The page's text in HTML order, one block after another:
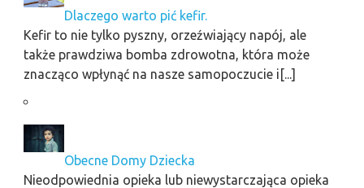
Dlaczego warto pić kefir.
Kefir to nie tylko pyszny, orzeźwiający napój, ale
także prawdziwa bomba zdrowotna, która może
znacząco wpłynąć na nasze samopoczucie i[...]
Obecne Domy Dziecka
Nieodpowiednia opieka lub niewystarczająca opieka